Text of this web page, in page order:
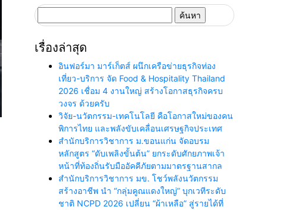
สำหรับ:
เรื่องล่าสุด
อินฟอร์มา มาร์เก็ตส์ ผนึกเครือข่ายธุรกิจท่อง
เที่ยว-บริการ จัด Food & Hospitality Thailand
2026 เชื่อม 4 งานใหญ่ สร้างโอกาสธุรกิจครบ
วงจร ด้วยครับ
วิจัย-นวัตกรรม-เทคโนโลยี คือโอกาสใหม่ของคน
พิการไทย และพลังขับเคลื่อนเศรษฐกิจประเทศ
สำนักบริการวิชาการ ม.ขอนแก่น จัดอบรม
หลักสูตร “ดับเพลิงขั้นต้น” ยกระดับศักยภาพเจ้า
หน้าที่ท้องถิ่นรับมืออัคคีภัยตามมาตรฐานสากล
สำนักบริการวิชาการ มข. โชว์พลังนวัตกรรม
สร้างอาชีพ นำ “กลุ่มคูณแดงใหญ่” บุกเวทีระดับ
ชาติ NCPD 2026 เปลี่ยน “ผ้าเหลือ” สู่รายได้ที่